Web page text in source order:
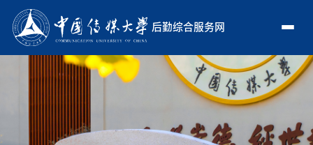
后勤综合服务网